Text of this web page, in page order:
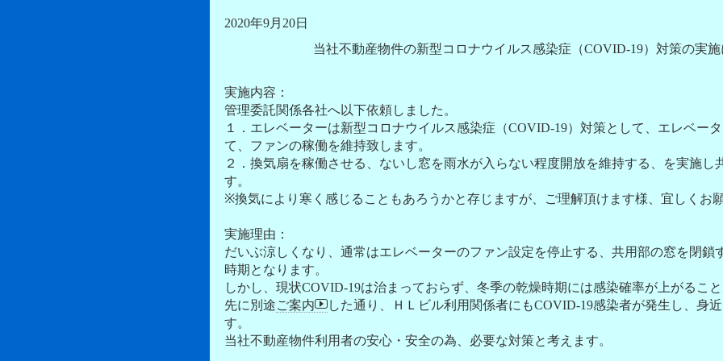
2020年9月20日
当社不動産物件の新型コロナウイルス感染症（COVID-19）対策の実
実施内容：
管理委託関係各社へ以下依頼しました。
１．エレベーターは新型コロナウイルス感染症（COVID-19）対策として、エレベー
て、ファンの稼働を維持致します。
２．換気扇を稼働させる、ないし窓を雨水が入らない程度開放を維持する、を実施し
す。
※換気により寒く感じることもあろうかと存じますが、ご理解頂けます様、宜しくお
実施理由：
だいぶ涼しくなり、通常はエレベーターのファン設定を停止する、共用部の窓を閉鎖
時期となります。
しかし、現状COVID-19は治まっておらず、冬季の乾燥時期には感染確率が上がるこ
先に別途ご案内
した通り、ＨＬビル利用関係者にもCOVID-19感染者が発生し、身
す。
当社不動産物件利用者の安心・安全の為、必要な対策と考えます。